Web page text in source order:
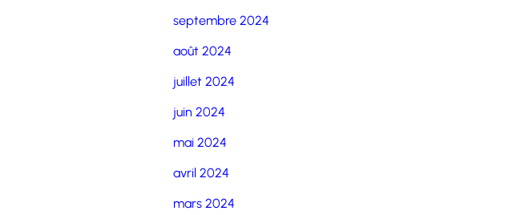
septembre 2024
août 2024
juillet 2024
juin 2024
mai 2024
avril 2024
mars 2024